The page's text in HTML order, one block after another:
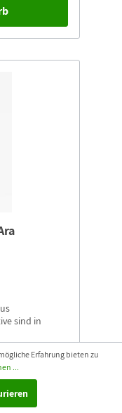
sind in
Erfahrung bieten zu
...